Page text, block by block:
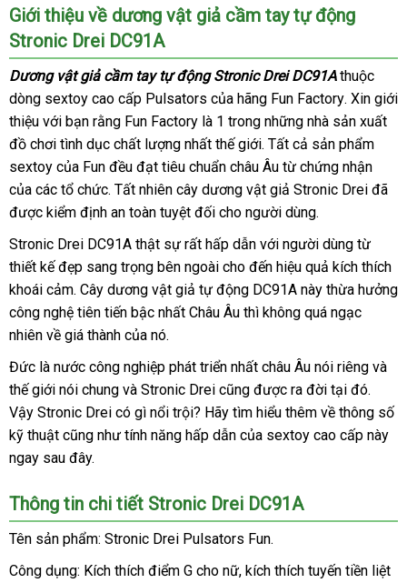
Giới thiệu về dương vật giả cầm tay tự động
Stronic Drei DC91A
Dương vật giả cầm tay tự động Stronic Drei DC91Athuộc
dòng sextoy cao cấp Pulsators hàng
Hiệu
của hãng Fun Factoryhàng
nhái
. Xin giới
thiệu rẻ
nhất
với bạn rằng Fun Factory là 1 trong bền
những nhà sản xuất
đồ chơi tình dục chất lượng nhất thế giớiở
đâu
. Tất cả sản phẩm
sextoy dễ
dàng
của Fun đều đạt tiêu chuẩn châu Âu từ chứng nhận
luận
của giá
rẻ
các tổ chứctheo
yêu
cầu
. Tất nhiên cây dương vật giả Stronic Drei qua
đã
được kiểm định an toàn vận
chuyển
tuyệt đối cho người dùng.
Stronic Drei DC91A thật sự phân
phối
rất hấp dẫn mua
hàng
với người dùng từ
thiết kế đẹp sang trọng bên ngoài cho đến hiệu quả kích thích
khoái cảmbỏ
sỉ
. Cây dương vật giả tự động DC91A này thừa hưởng
công nghệ tiên tiến bậc nhất Châu Âu đánh
thì không xưởng
quá ngạc
nhiên về giá thành khuyến
mãi
của nó.
Đức là nước công nghiệp phát triển nhất châu Âu nói xách
tay
riêng xuất
và
thế giới nói chung giảm
giá
và Stronic Drei nhận
xét
cũng phản
hồi
được ra đời tại đó.
Vậy Stronic Drei có gì nổi trộifacebook
? Hãy tìm hiểu thêm về thông số
kỹ thuật hướng
dẫn
cũng như tính năng hấp dẫn thương
của sextoy cao cấp này
ngay giá
lẻ
sau đây.
Thông tin chi tiết Stronic Drei DC91A
Tên sản phẩm: Stronic Drei Pulsators Fun.
Công dụng: Kích thích điểm G cho nữđánh
, kích thích tuyến tiền liệt